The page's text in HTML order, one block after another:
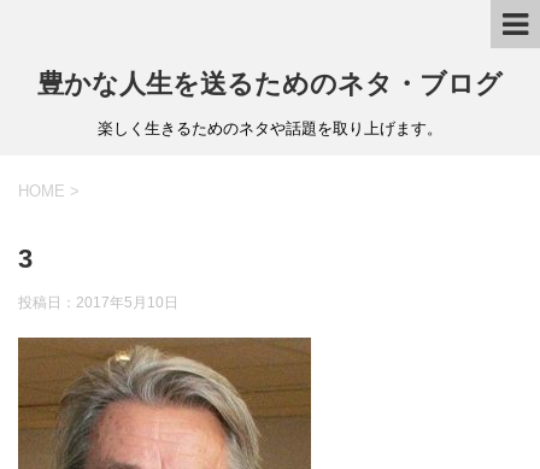
豊かな人生を送るためのネタ・ブログ
楽しく生きるためのネタや話題を取り上げます。
HOME >
3
投稿日： 2017年5月10日